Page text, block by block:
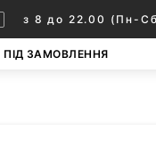
з 8 до 22.00 (Пн-
ПІД ЗАМОВЛЕННЯ